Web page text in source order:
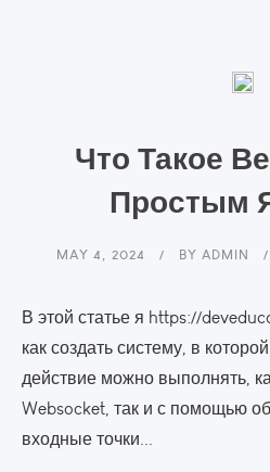
Что Такое
Простым
MAY 4, 2024 BY ADMIN
В этой статье я https://
как создать систему, в
действие можно выполнять,
Websocket, так и с помощью
входные точки...